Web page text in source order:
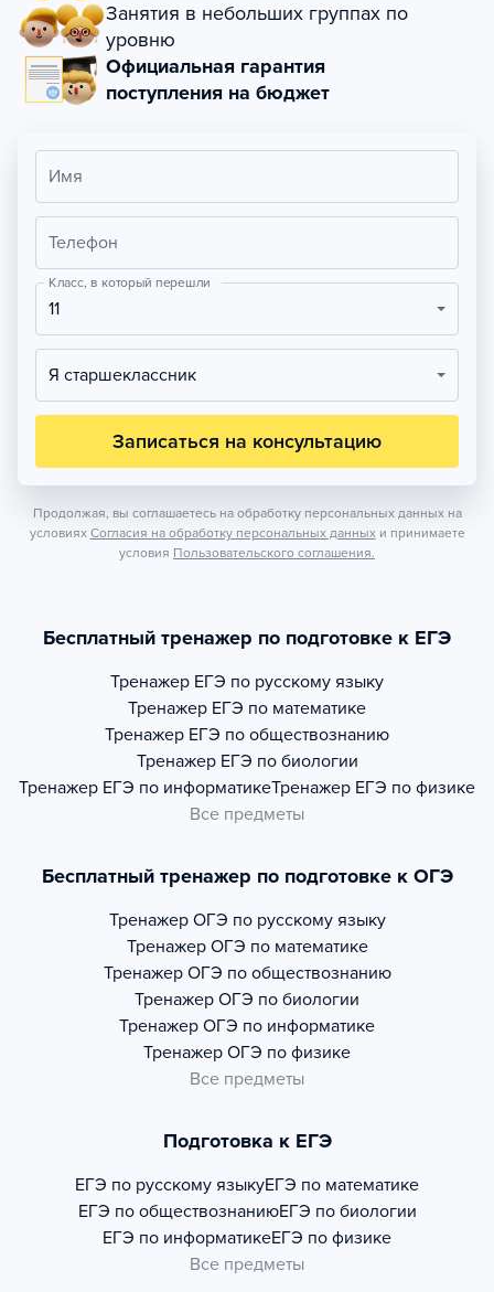
Занятия в небольших группах по
уровню
Официальная гарантия
поступления на бюджет
Имя
Телефон
Класс, в который перешли
11
Я старшеклассник
Записаться на консультацию
Продолжая, вы соглашаетесь на обработку персональных данных на
условиях Согласия на обработку персональных данных и принимаете
условия Пользовательского соглашения.
Бесплатный тренажер по подготовке к ЕГЭ
Тренажер ЕГЭ по русскому языку
Тренажер ЕГЭ по математике
Тренажер ЕГЭ по обществознанию
Тренажер ЕГЭ по биологии
Тренажер ЕГЭ по информатикеТренажер ЕГЭ по физике
Все предметы
Бесплатный тренажер по подготовке к ОГЭ
Тренажер ОГЭ по русскому языку
Тренажер ОГЭ по математике
Тренажер ОГЭ по обществознанию
Тренажер ОГЭ по биологии
Тренажер ОГЭ по информатике
Тренажер ОГЭ по физике
Все предметы
Подготовка к ЕГЭ
ЕГЭ по русскому языкуЕГЭ по математике
ЕГЭ по обществознаниюЕГЭ по биологии
ЕГЭ по информатикеЕГЭ по физике
Все предметы